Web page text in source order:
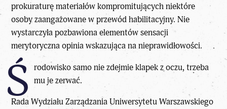
prokuraturę materiałów kompromitujących niektóre
osoby zaangażowane w przewód habilitacyjny. Nie
wystarczyła pozbawiona elementów sensacji
merytoryczna opinia wskazująca na nieprawidłowości.
Ś rodowisko samo nie zdejmie klapek z oczu, trzeba
mu je zerwać.
Rada Wydziału Zarządzania Uniwersytetu Warszawskiego